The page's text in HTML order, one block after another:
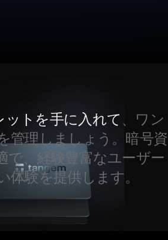
トを手に入れて、ワン
管理しましょう。暗号資
で、経験豊富なユーザー
体験を提供します。